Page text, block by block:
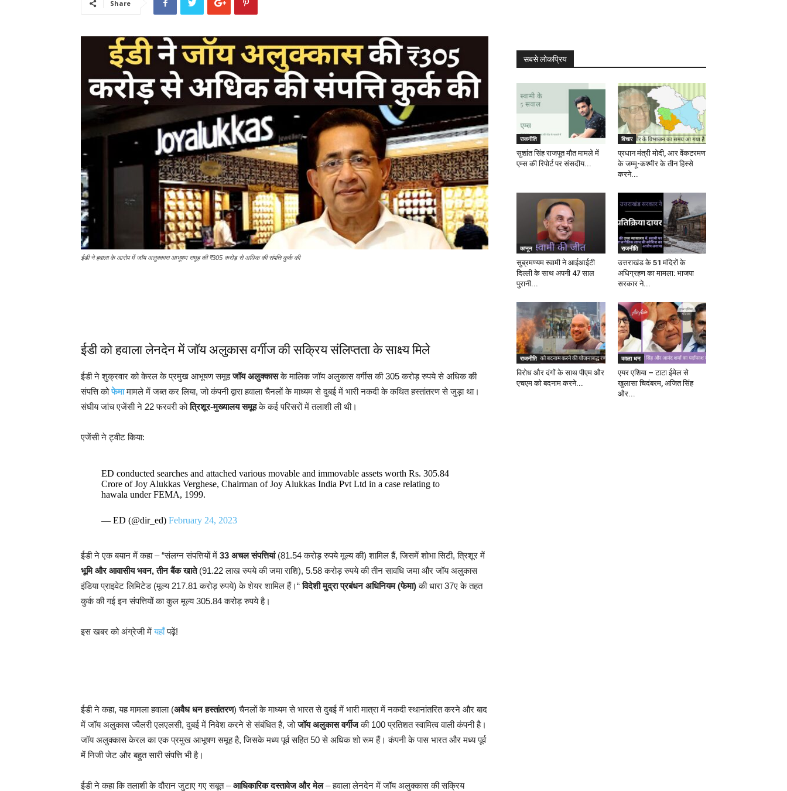
Share
ईडी ने हवाला के आरोप में जॉय अलुक्कास आभूषण समूह की ₹305 करोड़ से अधिक की संपत्ति कुर्क की
ईडी को हवाला लेनदेन में जॉय अलुकास वर्गीज की सक्रिय संलिप्तता के साक्ष्य मिले
ईडी ने शुक्रवार को केरल के प्रमुख आभूषण समूहजॉय अलुक्कासके मालिक जॉय अलुकास वर्गीस की 305 करोड़ रुपये से अधिक की
संपत्ति कोफेमामामले में जब्त कर लिया, जो कंपनी द्वारा हवाला चैनलों के माध्यम से दुबई में भारी नकदी के कथित हस्तांतरण से जुड़ा था।
संघीय जांच एजेंसी ने 22 फरवरी कोत्रिशूर-मुख्यालय समूहके कई परिसरों में तलाशी ली थी।
एजेंसी ने ट्वीट किया:
ED conducted searches and attached various movable and immovable assets worth Rs. 305.84
Crore of Joy Alukkas Verghese, Chairman of Joy Alukkas India Pvt Ltd in a case relating to
hawala under FEMA, 1999.
— ED (@dir_ed) February 24, 2023
ईडी ने एक बयान में कहा – “संलग्न संपत्तियों में 33 अचल संपत्तियां(81.54 करोड़ रुपये मूल्य की) शामिल हैं, जिसमें शोभा सिटी, त्रिशूर में
भूमि और आवासीय भवन, तीन बैंक खाते(91.22 लाख रुपये की जमा राशि), 5.58 करोड़ रुपये की तीन सावधि जमा और जॉय अलुकास
इंडिया प्राइवेट लिमिटेड (मूल्य 217.81 करोड़ रुपये) के शेयर शामिल हैं।“विदेशी मुद्रा प्रबंधन अधिनियम (फेमा)की धारा 37ए के तहत
कुर्क की गई इन संपत्तियों का कुल मूल्य 305.84 करोड़ रुपये है।
इस खबर को अंग्रेजी मेंयहाँपढ़ें!
ईडी ने कहा, यह मामला हवाला (अवैध धन हस्तांतरण) चैनलों के माध्यम से भारत से दुबई में भारी मात्रा में नकदी स्थानांतरित करने और बाद
में जॉय अलुकास ज्वैलरी एलएलसी, दुबई में निवेश करने से संबंधित है, जोजॉय अलुकास वर्गीजकी 100 प्रतिशत स्वामित्व वाली कंपनी है।
जॉय अलुक्कास केरल का एक प्रमुख आभूषण समूह है, जिसके मध्य पूर्व सहित 50 से अधिक शो रूम हैं। कंपनी के पास भारत और मध्य पूर्व
में निजी जेट और बहुत सारी संपत्ति भी है।
ईडी ने कहा कि तलाशी के दौरान जुटाए गए सबूत –आधिकारिक दस्तावेज और मेल– हवाला लेनदेन में जॉय अलुक्कास की सक्रिय
सबसे लोकप्रिय
राजनीति
सुशांत सिंह राजपूत मौत मामले में
एम्स की रिपोर्ट पर संसदीय...
विचार
प्रधान मंत्री मोदी, आर वेंकटरमण
के जम्मू-कश्मीर के तीन हिस्से
करने...
कानून
सुब्रमण्यम स्वामी ने आईआईटी
दिल्ली के साथ अपनी 47 साल
पुरानी...
राजनीति
उत्तराखंड के 51 मंदिरों के
अधिग्रहण का मामला: भाजपा
सरकार ने...
राजनीति
विरोध और दंगों के साथ पीएम और
एचएम को बदनाम करने...
काला धन
एयर एशिया – टाटा ईमेल से
खुलासा चिदंबरम, अजित सिंह
और...